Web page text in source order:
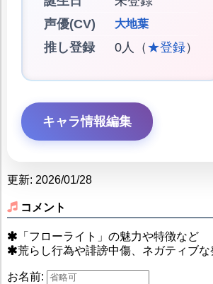
声優(CV)
大地葉
推し登録 0人（ ★登録）
キャラ情報編集
更新: 2026/01/28
コメント
「フローライト」の魅力や特徴など
荒らし行為や誹謗中傷、ネガティブ
お名前: